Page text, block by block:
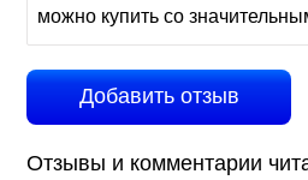
можно купить со
Добавить отзыв
Отзывы и комментарии